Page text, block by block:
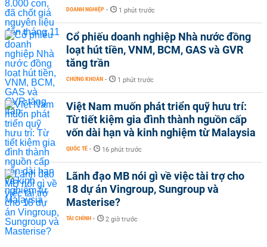
DOANH NGHIỆP - 1 phút trước
Cổ phiếu doanh nghiệp Nhà nước đồng
loạt hút tiền, VNM, BCM, GAS và GVR
tăng trần
CHỨNG KHOÁN - 1 phút trước
Việt Nam muốn phát triển quỹ hưu trí:
Từ tiết kiệm gia đình thành nguồn cấp
vốn dài hạn và kinh nghiệm từ Malaysia
QUỐC TẾ - 16 phút trước
Lãnh đạo MB nói gì về việc tài trợ cho
18 dự án Vingroup, Sungroup và
Masterise?
TÀI CHÍNH - 2 giờ trước